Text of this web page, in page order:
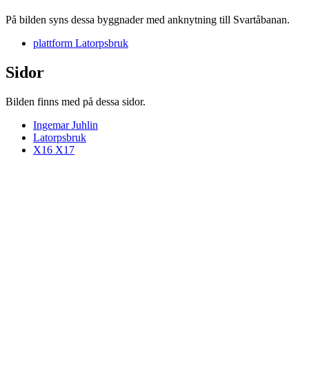
På bilden syns dessa byggnader med anknytning till Svartåbanan.
plattform Latorpsbruk
Sidor
Bilden finns med på dessa sidor.
Ingemar Juhlin
Latorpsbruk
X16 X17